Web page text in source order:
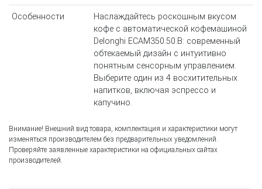
Особенности
Наслаждайтесь роскошным вкусом
кофе с автоматической кофемашиной
Delonghi ECAM350.50.B: современный
обтекаемый дизайн с интуитивно
понятным сенсорным управлением.
Выберите один из 4 восхитительных
напитков, включая эспрессо и
капучино.
Внимание! Внешний вид товара, комплектация и характеристики могут
изменяться производителем без предварительных уведомлений.
Проверяйте заявленные характеристики на официальных сайтах
производителей.